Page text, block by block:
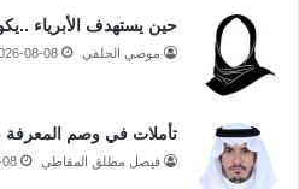
حين يستهدف الأبرياء
موضي الحلفي 08-08
تأملات في وصم المعرفة
فيصل مطلق المقاطي 08